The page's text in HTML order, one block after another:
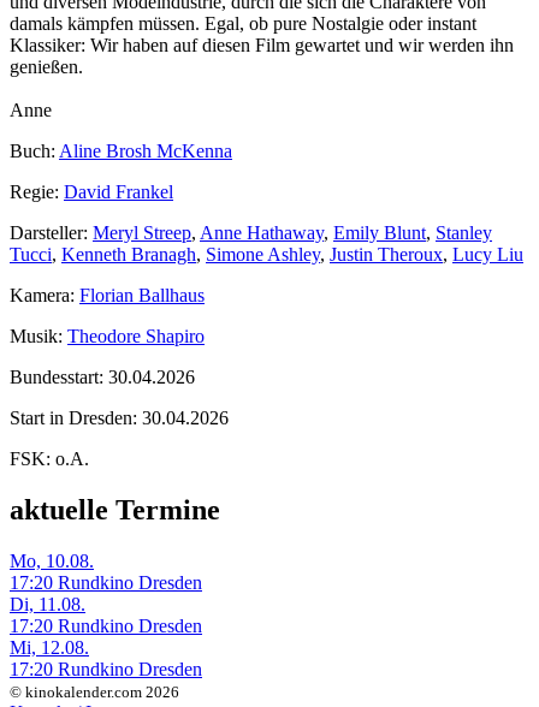
damals kämpfen müssen. Egal, ob pure Nostalgie oder instant
Klassiker: Wir haben auf diesen Film gewartet und wir werden ihn
genießen.
Anne
Buch: Aline Brosh McKenna
Regie: David Frankel
Darsteller: Meryl Streep, Anne Hathaway, Emily Blunt, Stanley
Tucci, Kenneth Branagh, Simone Ashley, Justin Theroux, Lucy Liu
Kamera: Florian Ballhaus
Musik: Theodore Shapiro
Bundesstart: 30.04.2026
Start in Dresden: 30.04.2026
FSK: o.A.
aktuelle Termine
Mo, 10.08.
17:20 Rundkino Dresden
Di, 11.08.
17:20 Rundkino Dresden
Mi, 12.08.
17:20 Rundkino Dresden
© kinokalender.com 2026